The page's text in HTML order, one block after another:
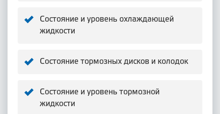
Состояние и уровень охлаждающей
жидкости
Состояние тормозных дисков и колодок
Состояние и уровень тормозной
жидкости